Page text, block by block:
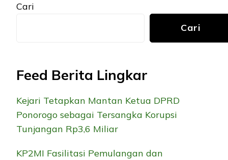
Cari
Cari
Feed Berita Lingkar
Kejari Tetapkan Mantan Ketua DPRD
Ponorogo sebagai Tersangka Korupsi
Tunjangan Rp3,6 Miliar
KP2MI Fasilitasi Pemulangan dan